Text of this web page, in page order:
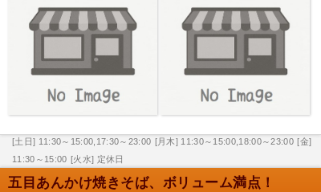
[土日] 11:30～15:00,17:30～23:00 [月木] 11:30～15:00,18:00～23:00 [金]
11:30～15:00 [火水] 定休日
五目あんかけ焼きそば、ボリューム満点！